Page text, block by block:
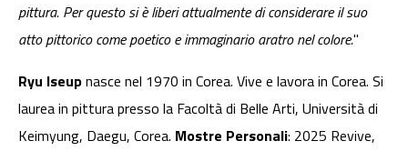
pittura. Per questo si è liberi attualmente di considerare il suo
atto pittorico come poetico e immaginario aratro nel colore."
Ryu Iseupnasce nel 1970 in Corea. Vive e lavora in Corea. Si
laurea in pittura presso la Facoltà di Belle Arti, Università di
Keimyung, Daegu, Corea. Mostre Personali: 2025 Revive,